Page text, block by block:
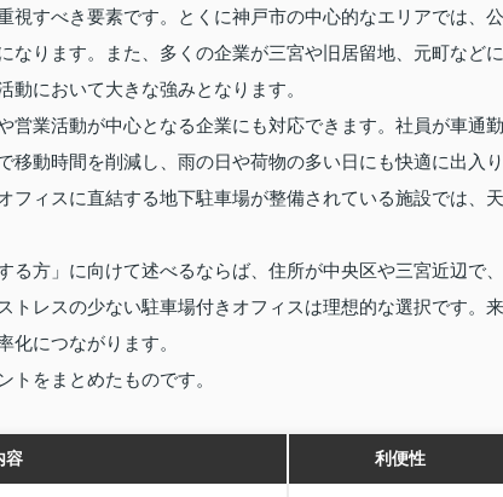
すべき要素です。とくに神戸市の中心的なエリアでは、公
ります。また、多くの企業が三宮や旧居留地、元町などに
において大きな強みとなります。
営業活動が中心となる企業にも対応できます。社員が車通勤
移動時間を削減し、雨の日や荷物の多い日にも快適に出入り
フィスに直結する地下駐車場が整備されている施設では、天
る方」に向けて述べるならば、住所が中央区や三宮近辺で、
レスの少ない駐車場付きオフィスは理想的な選択です。来
につながります。
トをまとめたものです。
容 利便性